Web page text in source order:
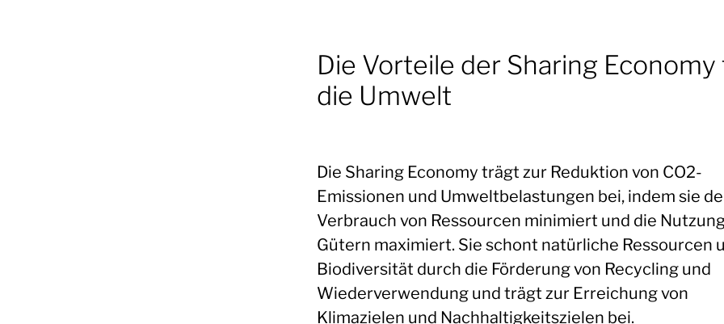
Die Vorteile der Sharing Economy
die Umwelt
Die Sharing Economy trägt zur Reduktion von CO2-
Emissionen und Umweltbelastungen bei, indem sie
Verbrauch von Ressourcen minimiert und die
Gütern maximiert. Sie schont natürliche Ressourcen
Biodiversität durch die Förderung von Recycling und
Wiederverwendung und trägt zur Erreichung von
Klimazielen und Nachhaltigkeitszielen bei.